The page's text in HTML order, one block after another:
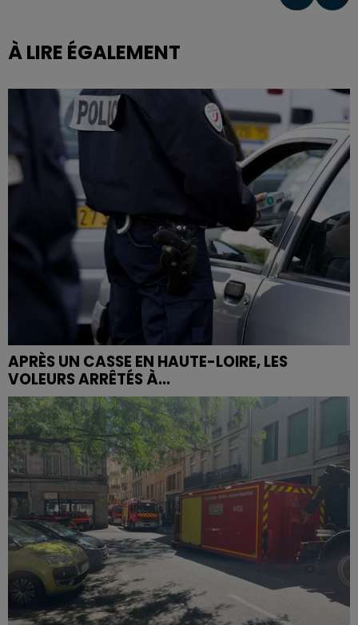
À LIRE ÉGALEMENT
APRÈS UN CASSE EN HAUTE-LOIRE, LES
VOLEURS ARRÊTÉS À...